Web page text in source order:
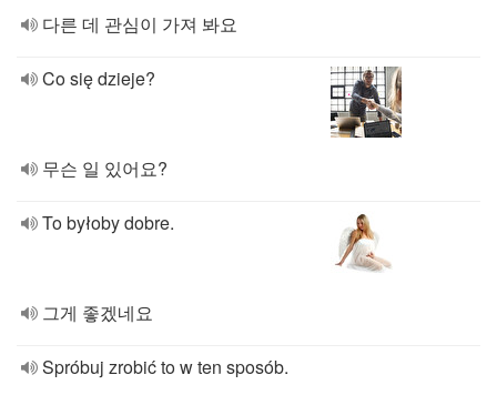
다른 데 관심이 가져 봐요
Co się dzieje?
무슨 일 있어요?
To byłoby dobre.
그게 좋겠네요
Spróbuj zrobić to w ten sposób.